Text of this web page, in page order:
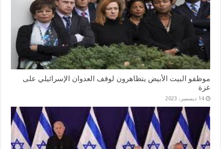
موظفو البيت الأبيض يتظاهرون لوقف العدوان الإسرائيلي على
غزة
14 ديسمبر، 2023